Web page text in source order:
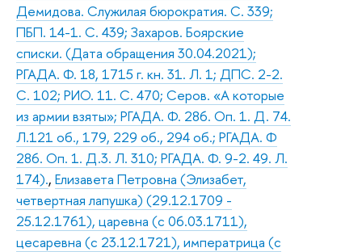
Демидова. Служилая бюрократия. С. 339;
ПБП. 14-1. С. 439; Захаров. Боярские
списки. (Дата обращения 30.04.2021);
РГАДА. Ф. 18, 1715 г. кн. 31. Л. 1; ДПС. 2-2.
С. 102; РИО. 11. С. 470; Серов. «А которые
из армии взяты»; РГАДА. Ф. 286. Оп. 1. Д. 74.
Л.121 об., 179, 229 об., 294 об.; РГАДА. Ф
286. Оп. 1. Д.3. Л. 310; РГАДА. Ф. 9-2. 49. Л.
174)., Елизавета Петровна (Элизабет,
четвертная лапушка) (29.12.1709 -
25.12.1761), царевна (с 06.03.1711),
цесаревна (с 23.12.1721), императрица (с